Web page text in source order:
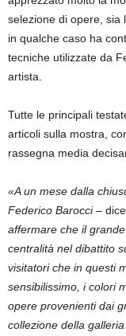
selezione di opere, sia
in qualche caso ha
tecniche utilizzate da
artista.
Tutte le principali
articoli sulla mostra,
rassegna media
«A un mese dalla
Federico Barocci–
affermare che il
centralità nel dibattito
visitatori che in questi
sensibilissimo, i colori
opere provenienti dai
collezione della